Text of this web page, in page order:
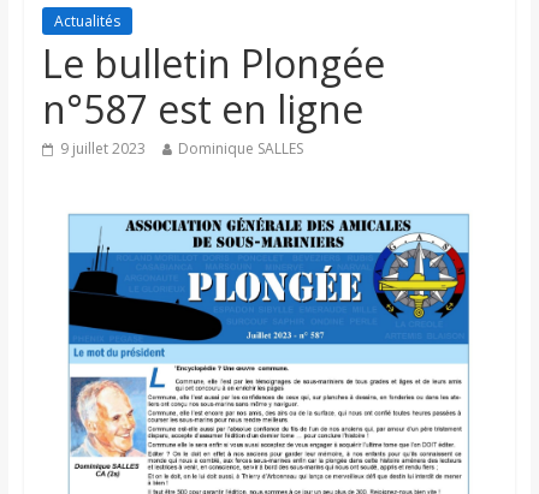
Actualités
Le bulletin Plongée
n°587 est en ligne
9 juillet 2023 Dominique SALLES